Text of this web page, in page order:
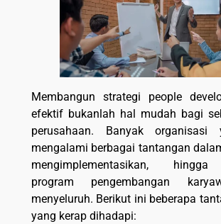
Membangun strategi people
efektif bukanlah hal mudah bagi
perusahaan. Banyak organisasi
mengalami berbagai tantangan
mengimplementasikan,
program pengembangan
menyeluruh. Berikut ini beberapa
yang kerap dihadapi: